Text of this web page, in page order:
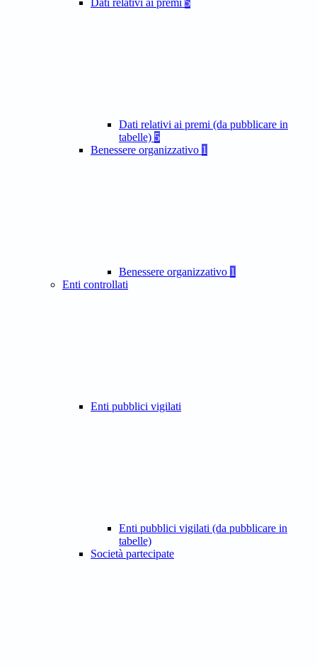
Dati relativi ai premi 5
Dati relativi ai premi (da pubblicare in
tabelle) 5
Benessere organizzativo 1
Benessere organizzativo 1
Enti controllati
Enti pubblici vigilati
Enti pubblici vigilati (da pubblicare in
tabelle)
Società partecipate